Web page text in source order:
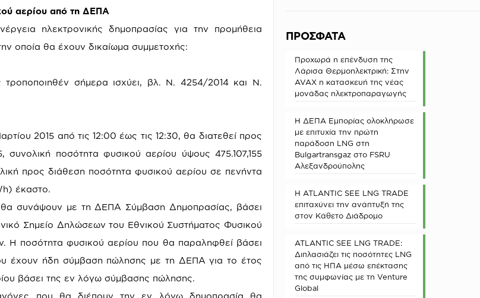
αερίου από τη ΔΕΠΑ
ηλεκτρονικής δημοπρασίας για την προμήθεια
οποία θα έχουν δικαίωμα συμμετοχής:
σήμερα ισχύει, βλ. Ν. 4254/2014 και Ν.
2015 από τις 12:00 έως τις 12:30, θα διατεθεί προς
ποσότητα φυσικού αερίου ύψους 475.107,155
προς διάθεση ποσότητα φυσικού αερίου σε πενήντα
έκαστο.
θα συνάψουν με τη ΔΕΠΑ Σύμβαση Δημοπρασίας, βάσει
Σημείο Δηλώσεων του Εθνικού Συστήματος Φυσικού
Η ποσότητα φυσικού αερίου που θα παραληφθεί βάσει
έχουν ήδη σύμβαση πώλησης με τη ΔΕΠΑ για το έτος
βάσει της εν λόγω σύμβασης πώλησης.
που θα διέπουν την εν λόγω δημοπρασία θα
ΠΡΟΣΦΑΤΑ
Προχωρά η επένδυση της
Λάρισα Θερμοηλεκτρική: Στην
AVAX η κατασκευή της νέας
μονάδας ηλεκτροπαραγωγής
Η ΔΕΠΑ Εμπορίας ολοκλήρωσε
με επιτυχία την πρώτη
παράδοση LNG στη
Bulgartransgaz στο FSRU
Αλεξανδρούπολης
Η ATLANTIC SEE LNG TRADE
επιταχύνει την ανάπτυξή της
στον Κάθετο Διάδρομο
ATLANTIC SEE LNG TRADE:
Διπλασιάζει τις ποσότητες LNG
από τις ΗΠΑ μέσω επέκτασης
της συμφωνίας με τη Venture
Global